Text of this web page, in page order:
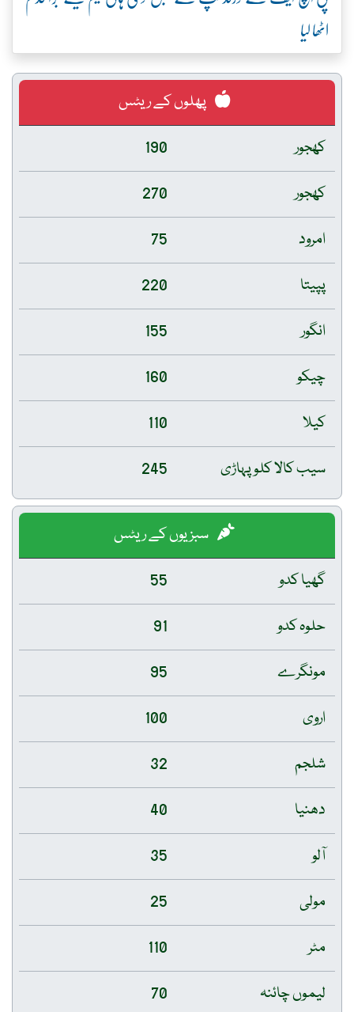
اٹھا لیا
پھلوں کے ریٹس
کھجور
190
کھجور
270
امرود
75
پپیتا
220
انگور
155
چیکو
160
کیلا
110
سیب کالا کلو پہاڑی
245
سبزیوں کے ریٹس
گھیا کدو
55
حلوہ کدو
91
مونگرے
95
اروی
100
شلجم
32
دھنیا
40
آلو
35
مولی
25
مٹر
110
لیموں چائنہ
70